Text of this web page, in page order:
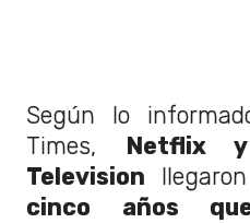
Según lo
Times, Netflix
Television
cinco años